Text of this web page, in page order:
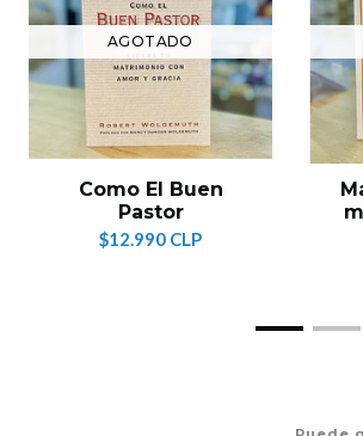
AGOTADO
Como El Buen
Pastor
$12.990 CLP